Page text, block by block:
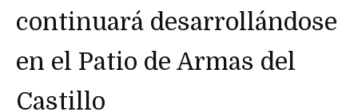
continuará desarrollándose
en el Patio de Armas del
Castillo